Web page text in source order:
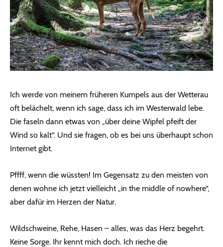
Ich werde von meinem früheren Kumpels aus der Wetterau
oft belächelt, wenn ich sage, dass ich im Westerwald lebe.
Die faseln dann etwas von „über deine Wipfel pfeift der
Wind so kalt“. Und sie fragen, ob es bei uns überhaupt schon
Internet gibt.
Pffff, wenn die wüssten! Im Gegensatz zu den meisten von
denen wohne ich jetzt vielleicht „in the middle of nowhere“,
aber dafür im Herzen der Natur.
Wildschweine, Rehe, Hasen – alles, was das Herz begehrt.
Keine Sorge. Ihr kennt mich doch. Ich rieche die